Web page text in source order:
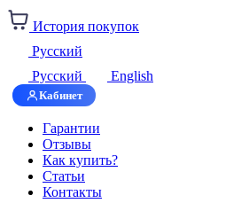
История покупок
Русский
Русский
English
Кабинет
Гарантии
Отзывы
Как купить?
Статьи
Контакты